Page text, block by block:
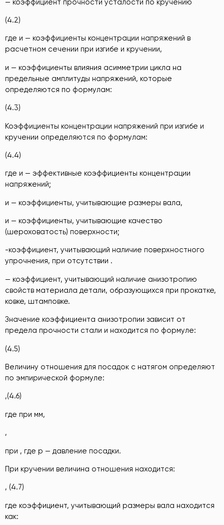
(4.2)
где и — коэффициенты концентрации напряжений в
расчетном сечении при изгибе и кручении,
и — коэффициенты влияния асимметрии цикла на
предельные амплитуды напряжений, которые
определяются по формулам:
(4.3)
Коэффициенты концентрации напряжений при изгибе и
кручении определяются по формулам:
(4.4)
где и — эффективные коэффициенты концентрации
напряжений;
и — коэффициенты, учитывающие размеры вала,
и — коэффициенты, учитывающие качество
(шероховатость) поверхности;
-коэффициент, учитывающий наличие поверхностного
упрочнения, при отсутствии .
— коэффициент, учитывающий наличие анизотропию
свойств материала детали, образующихся при прокатке,
ковке, штамповке.
Значение коэффициента анизотропии зависит от
предела прочности стали и находится по формуле:
(4.5)
Величину отношения для посадок с натягом определяют
по эмпирической формуле:
,(4.6)
где при мм,
,
при , где р — давление посадки.
При кручении величина отношения находится:
, (4.7)
где коэффициент, учитывающий размеры вала находится
как: